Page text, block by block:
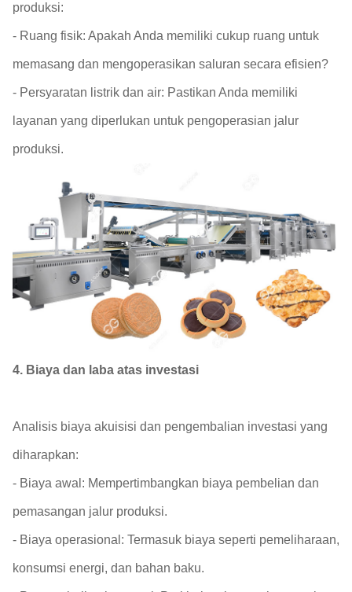
produksi:
- Ruang fisik: Apakah Anda memiliki cukup ruang untuk
memasang dan mengoperasikan saluran secara efisien?
- Persyaratan listrik dan air: Pastikan Anda memiliki
layanan yang diperlukan untuk pengoperasian jalur
produksi.
4. Biaya dan laba atas investasi
Analisis biaya akuisisi dan pengembalian investasi yang
diharapkan:
- Biaya awal: Mempertimbangkan biaya pembelian dan
pemasangan jalur produksi.
- Biaya operasional: Termasuk biaya seperti pemeliharaan,
konsumsi energi, dan bahan baku.